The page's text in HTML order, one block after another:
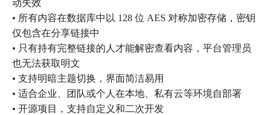
动失效
• 所有内容在数据库中以 128 位 AES 对称加密存储，密钥
仅包含在分享链接中
• 只有持有完整链接的人才能解密查看内容，平台管理员
也无法获取明文
• 支持明暗主题切换，界面简洁易用
• 适合企业、团队或个人在本地、私有云等环境自部署
• 开源项目，支持自定义和二次开发